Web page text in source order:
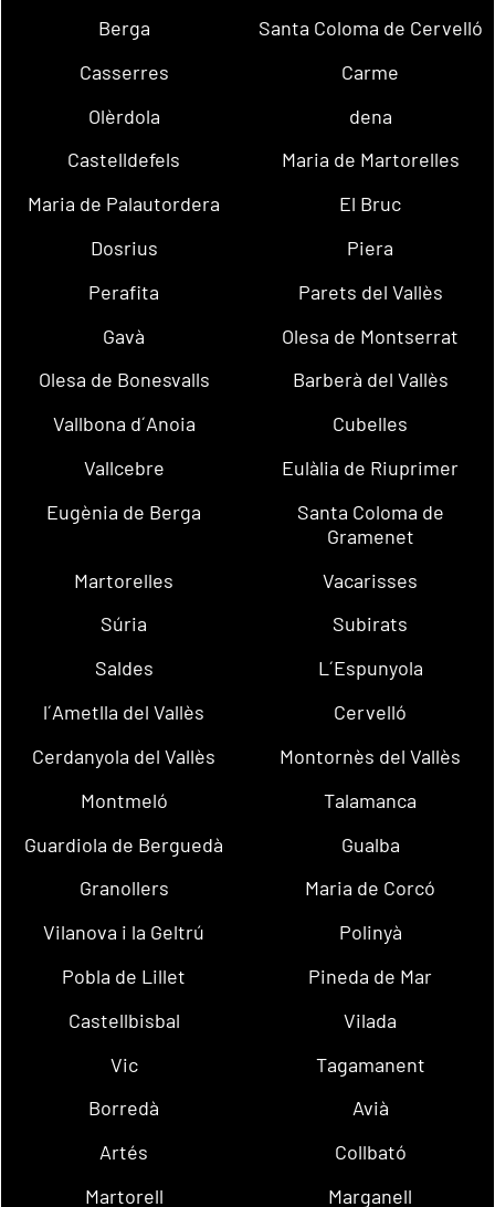
Berga
Santa Coloma de Cervelló
Casserres
Carme
Olèrdola
dena
Castelldefels
Maria de Martorelles
Maria de Palautordera
El Bruc
Dosrius
Piera
Perafita
Parets del Vallès
Gavà
Olesa de Montserrat
Olesa de Bonesvalls
Barberà del Vallès
Vallbona d´Anoia
Cubelles
Vallcebre
Eulàlia de Riuprimer
Eugènia de Berga
Santa Coloma de
Gramenet
Martorelles
Vacarisses
Súria
Subirats
Saldes
L´Espunyola
l´Ametlla del Vallès
Cervelló
Cerdanyola del Vallès
Montornès del Vallès
Montmeló
Talamanca
Guardiola de Berguedà
Gualba
Granollers
Maria de Corcó
Vilanova i la Geltrú
Polinyà
Pobla de Lillet
Pineda de Mar
Castellbisbal
Vilada
Vic
Tagamanent
Borredà
Avià
Artés
Collbató
Martorell
Marganell